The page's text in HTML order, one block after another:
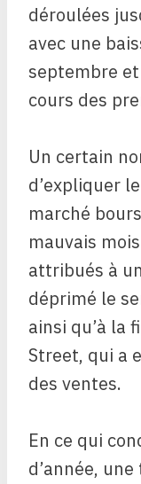
déroulées
avec une
septembre
cours des
Un certain
d’expliquer
marché
mauvais
attribués à
déprimé le
ainsi qu’à la
Street, qui a
des ventes.
En ce qui
d’année,